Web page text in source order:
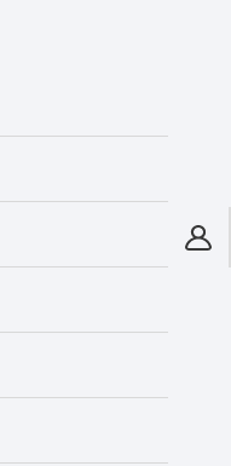
РК6012